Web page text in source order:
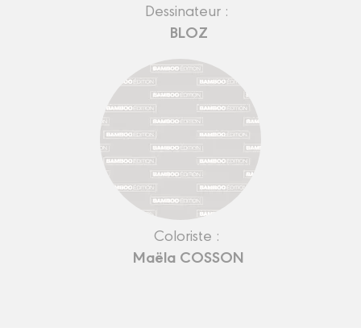
Dessinateur :
BLOZ
Coloriste :
Maëla COSSON